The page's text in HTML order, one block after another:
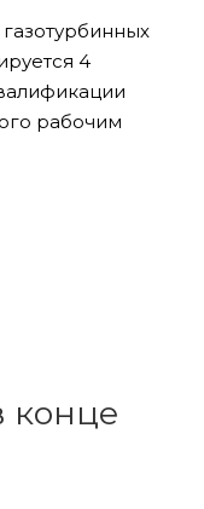
4
рабочим
конце